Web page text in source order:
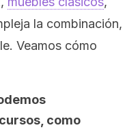
la combinación,
Veamos cómo
como